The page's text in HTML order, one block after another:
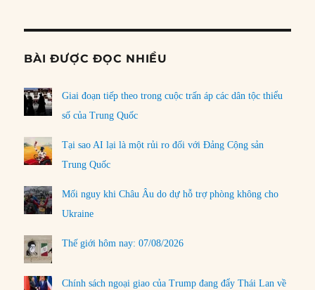
BÀI ĐƯỢC ĐỌC NHIỀU
Giai đoạn tiếp theo trong cuộc trấn áp các dân tộc thiểu
số của Trung Quốc
Tại sao AI lại là một rủi ro đối với Đảng Cộng sản
Trung Quốc
Mối nguy khi Châu Âu do dự hỗ trợ phòng không cho
Ukraine
Thế giới hôm nay: 07/08/2026
Chính sách ngoại giao của Trump đang đẩy Thái Lan về